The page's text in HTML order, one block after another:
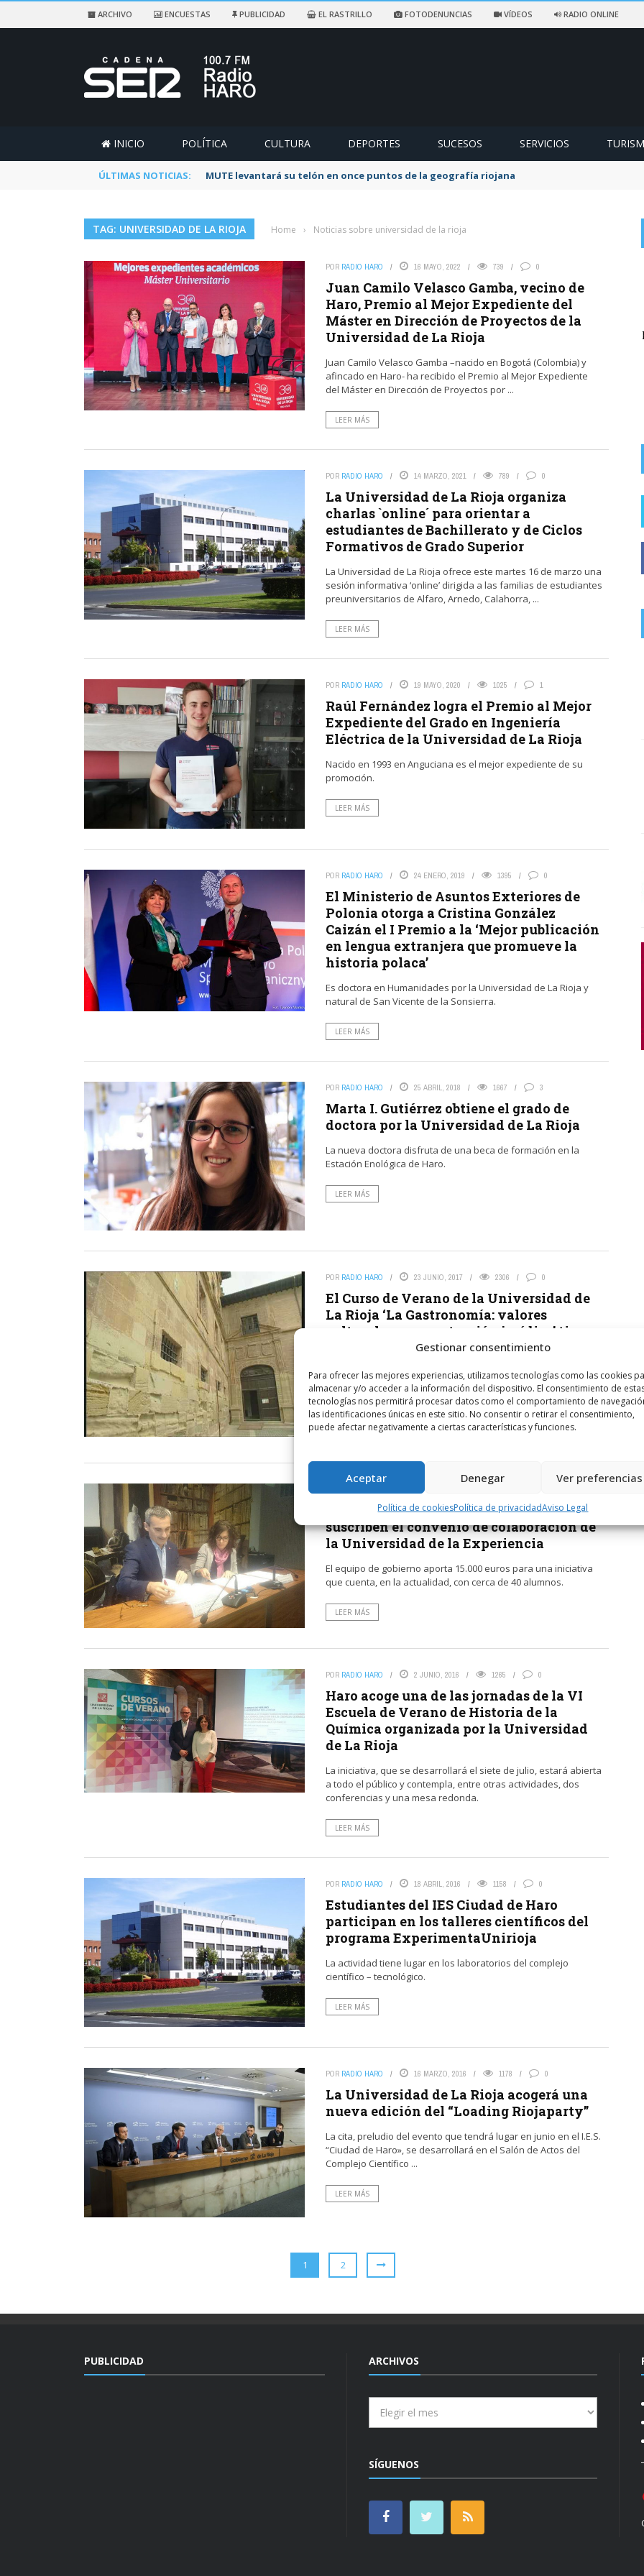
Gestionar consentimiento
Para ofrecer las mejores experiencias, utilizamos tecnologías como las cookies
almacenar y/o acceder a la información del dispositivo. El consentimiento de
tecnologías nos permitirá procesar datos como el comportamiento de
las identificaciones únicas en este sitio. No consentir o retirar el consentimiento,
puede afectar negativamente a ciertas características y funciones.
Aceptar Denegar Ver preferencias
Política de cookiesPolítica de privacidadAviso Legal
ARCHIVO ENCUESTAS PUBLICIDAD EL RASTRILLO FOTODENUNCIAS VÍDEOS RADIO ONLINE
INICIO POLÍTICA CULTURA DEPORTES SUCESOS SERVICIOS
ÚLTIMAS NOTICIAS: Rescatado un ciclista accidentado en un sendero de Ezcaray
TAG: UNIVERSIDAD DE LA RIOJA Home › Noticias sobre universidad de la rioja
POR RADIO HARO 16 MAYO, 2022 739 0
Juan Camilo Velasco Gamba, vecino de
Haro, Premio al Mejor Expediente del
Máster en Dirección de Proyectos de la
Universidad de La Rioja
Juan Camilo Velasco Gamba –nacido en Bogotá (Colombia) y
afincado en Haro- ha recibido el Premio al Mejor Expediente
del Máster en Dirección de Proyectos por ...
LEER MÁS
POR RADIO HARO 14 MARZO, 2021 789 0
La Universidad de La Rioja organiza
charlas `online´ para orientar a
estudiantes de Bachillerato y de Ciclos
Formativos de Grado Superior
La Universidad de La Rioja ofrece este martes 16 de marzo una
sesión informativa ‘online’ dirigida a las familias de estudiantes
preuniversitarios de Alfaro, Arnedo, Calahorra, ...
LEER MÁS
POR RADIO HARO 19 MAYO, 2020 1025 1
Raúl Fernández logra el Premio al Mejor
Expediente del Grado en Ingeniería
Eléctrica de la Universidad de La Rioja
Nacido en 1993 en Anguciana es el mejor expediente de su
promoción.
LEER MÁS
POR RADIO HARO 24 ENERO, 2019 1395 0
El Ministerio de Asuntos Exteriores de
Polonia otorga a Cristina González
Caizán el I Premio a la ‘Mejor publicación
en lengua extranjera que promueve la
historia polaca’
Es doctora en Humanidades por la Universidad de La Rioja y
natural de San Vicente de la Sonsierra.
LEER MÁS
POR RADIO HARO 25 ABRIL, 2018 1667 3
Marta I. Gutiérrez obtiene el grado de
doctora por la Universidad de La Rioja
La nueva doctora disfruta de una beca de formación en la
Estación Enológica de Haro.
LEER MÁS
POR RADIO HARO 23 JUNIO, 2017 2306 0
El Curso de Verano de la Universidad de
La Rioja ‘La Gastronomía: valores
culturales y su protección jurídica’ tiene
lugar en la Escuela de Patrimonio
Entre otros ponentes, cuenta con el sumiller Carlos Echapestro
y el cocinero y escritor Javier Romero.
LEER MÁS
30 NOVIEMBRE, 2016
El Ayuntamiento de Haro y la UR
suscriben el convenio de colaboración de
la Universidad de la Experiencia
El equipo de gobierno aporta 15.000 euros para una iniciativa
que cuenta, en la actualidad, con cerca de 40 alumnos.
LEER MÁS
POR RADIO HARO 2 JUNIO, 2016 1265 0
Haro acoge una de las jornadas de la VI
Escuela de Verano de Historia de la
Química organizada por la Universidad
de La Rioja
La iniciativa, que se desarrollará el siete de julio, estará abierta
a todo el público y contempla, entre otras actividades, dos
conferencias y una mesa redonda.
LEER MÁS
POR RADIO HARO 18 ABRIL, 2016 1158 0
Estudiantes del IES Ciudad de Haro
participan en los talleres científicos del
programa ExperimentaUnirioja
La actividad tiene lugar en los laboratorios del complejo
científico – tecnológico.
LEER MÁS
POR RADIO HARO 16 MARZO, 2016 1178 0
La Universidad de La Rioja acogerá una
nueva edición del “Loading Riojaparty”
La cita, preludio del evento que tendrá lugar en junio en el I.E.S.
“Ciudad de Haro», se desarrollará en el Salón de Actos del
Complejo Científico ...
LEER MÁS
1 2
Lo que queda del Psoe a lo suyo. La lio yo y la culpa de los ...
El Partido Popular denuncia «un nuevo abuso»
del alcalde socialista de Rodezno en la
PUBLICIDAD ARCHIVOS
SÍGUENOS